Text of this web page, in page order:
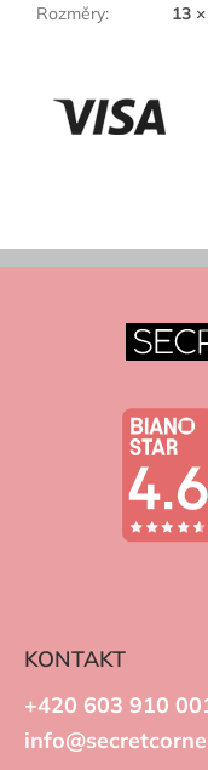
Rozměry: 13
KONTAKT
+420 603 910